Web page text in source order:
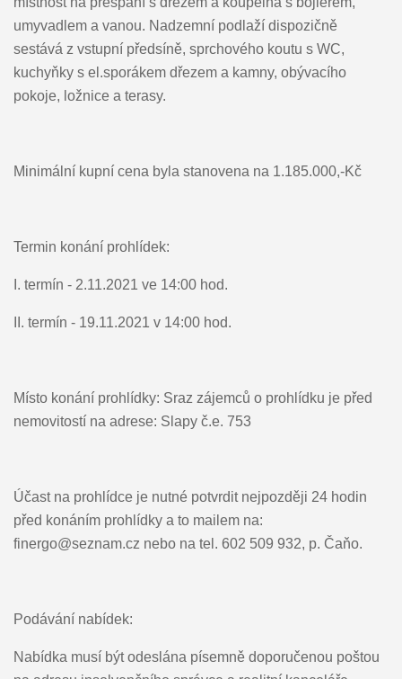
umyvadlem a vanou. Nadzemní podlaží dispozičně
sestává z vstupní předsíně, sprchového koutu s WC,
kuchyňky s el.sporákem dřezem a kamny, obývacího
pokoje, ložnice a terasy.
Minimální kupní cena byla stanovena na 1.185.000,-Kč
Termin konání prohlídek:
I. termín - 2.11.2021 ve 14:00 hod.
II. termín - 19.11.2021 v 14:00 hod.
Místo konání prohlídky: Sraz zájemců o prohlídku je před
nemovitostí na adrese: Slapy č.e. 753
Účast na prohlídce je nutné potvrdit nejpozději 24 hodin
před konáním prohlídky a to mailem na:
finergo@seznam.cz nebo na tel. 602 509 932, p. Čaňo.
Podávání nabídek:
Nabídka musí být odeslána písemně doporučenou poštou